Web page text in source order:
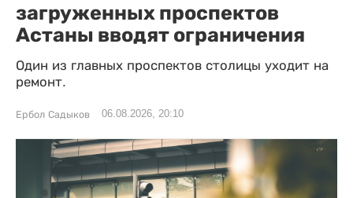
загруженных проспектов
Астаны вводят ограничения
Один из главных проспектов столицы уходит на
ремонт.
Ербол Садыков 06.08.2026, 20:10